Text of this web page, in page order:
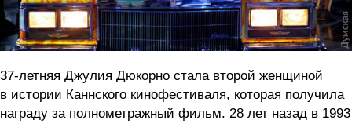
37-летняя Джулия Дюкорно стала второй женщиной
в истории Каннского кинофестиваля, которая получила
награду за полнометражный фильм. 28 лет назад в 1993